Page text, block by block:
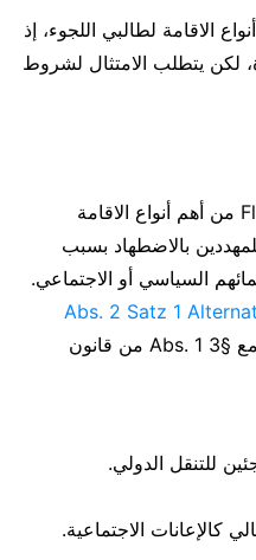
الاقامة لطالبي اللجوء، إذ
لكن يتطلب الامتثال لشروط
حماية اللاجئين Flüchtlingsschutz من أهم أنواع الاقامة
بالاضطهاد بسبب
السياسي أو الاجتماعي.
§25 Abs. 2 Satz 1
، بالاشتراك مع §3 Abs. 1 من قانون
للتنقل الدولي.
كالإعانات الاجتماعية.